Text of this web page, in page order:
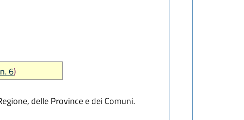
6)
delle Province e dei Comuni.